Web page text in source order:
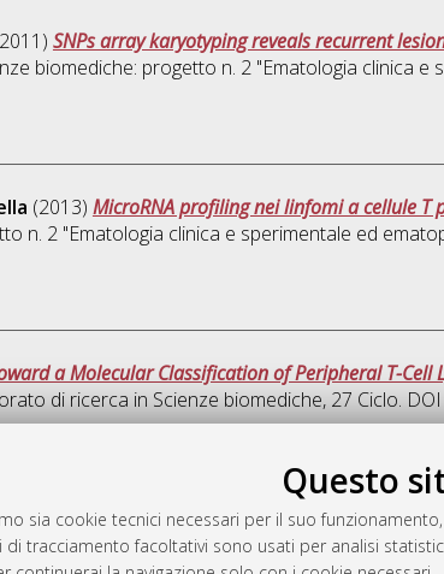
Questo
sia cookie tecnici necessari per il suo
tracciamento facoltativi sono usati per analisi
SNPs array karyotyping reveals recurrent
biomediche: progetto n. 2 "Ematologia clinica
(2013) MicroRNA profiling nei linfomi a cellule T
n. 2 "Ematologia clinica e sperimentale ed
a Molecular Classification of Peripheral T-
di ricerca in Scienze biomediche, 27 Ciclo.
AMS Dottorato
ISSN: 2038-7946